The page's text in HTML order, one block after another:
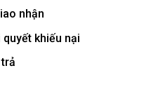
nhận
khiếu nại